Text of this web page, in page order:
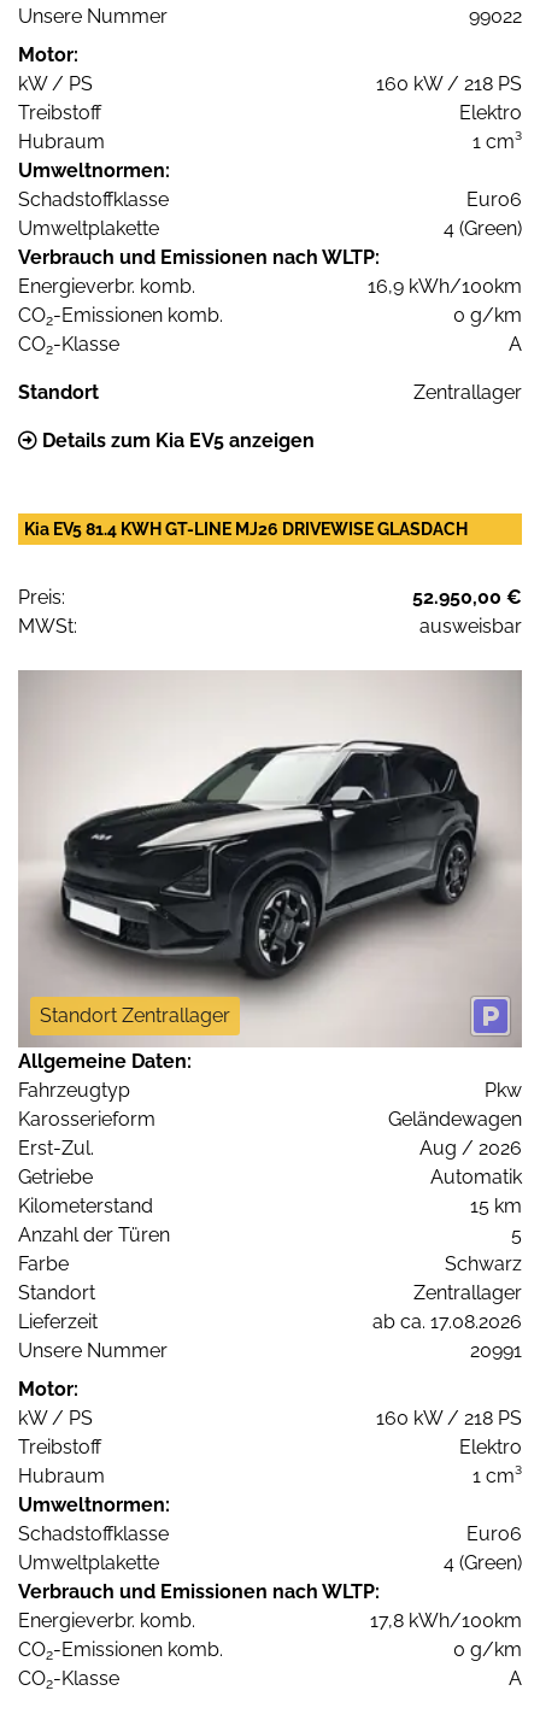
Unsere Nummer
99022
Motor:
kW / PS
160 kW / 218 PS
Treibstoff
Elektro
Hubraum
1 cm³
Umweltnormen:
Schadstoffklasse
Euro6
Umweltplakette
4 (Green)
Verbrauch und Emissionen nach WLTP:
Energieverbr. komb.
16,9 kWh/100km
CO2-Emissionen komb.
0 g/km
CO2-Klasse A
Standort Zentrallager
Details zum Kia EV5 anzeigen
Kia EV5 81.4 KWH GT-LINE MJ26 DRIVEWISE GLASDACH
Preis:
52.950,00 €
MWSt:
ausweisbar
Standort Zentrallager
Allgemeine Daten:
Fahrzeugtyp
Pkw
Karosserieform
Geländewagen
Erst-Zul.
Aug / 2026
Getriebe
Automatik
Kilometerstand
15 km
Anzahl der Türen
5
Farbe
Schwarz
Standort
Zentrallager
Lieferzeit
ab ca. 17.08.2026
Unsere Nummer
20991
Motor:
kW / PS
160 kW / 218 PS
Treibstoff
Elektro
Hubraum
1 cm³
Umweltnormen:
Schadstoffklasse
Euro6
Umweltplakette
4 (Green)
Verbrauch und Emissionen nach WLTP:
Energieverbr. komb.
17,8 kWh/100km
CO2-Emissionen komb.
0 g/km
CO2-Klasse A